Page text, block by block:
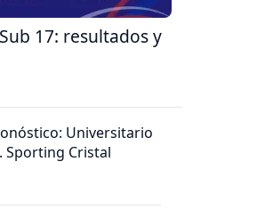
17: resultados y
Universitario
Sporting Cristal